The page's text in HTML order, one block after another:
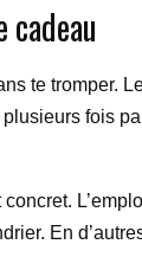
te tromper.
fois
En